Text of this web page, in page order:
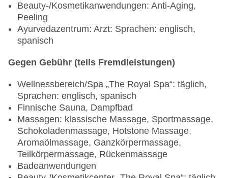
Beauty-/Kosmetikanwendungen: Anti-Aging,
Peeling
Ayurvedazentrum: Arzt: Sprachen: englisch,
spanisch
Gegen Gebühr (teils Fremdleistungen)
Wellnessbereich/Spa „The Royal Spa“: täglich,
Sprachen: englisch, spanisch
Finnische Sauna, Dampfbad
Massagen: klassische Massage, Sportmassage,
Schokoladenmassage, Hotstone Massage,
Aromaölmassage, Ganzkörpermassage,
Teilkörpermassage, Rückenmassage
Badeanwendungen